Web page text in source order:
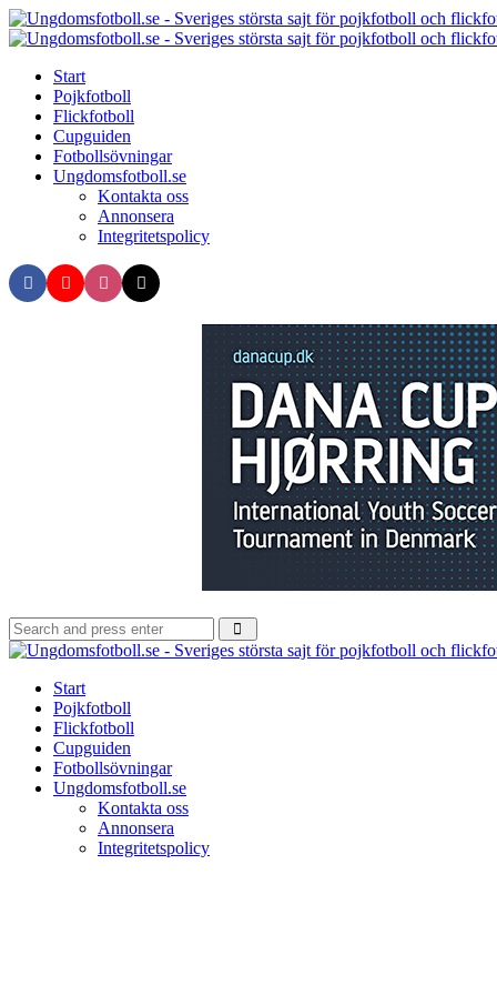
Menu
Search
Menu
Start
Pojkfotboll
Flickfotboll
Cupguiden
Fotbollsövningar
Ungdomsfotboll.se
Kontakta oss
Annonsera
Integritetspolicy
Search
for:
Start
Pojkfotboll
Flickfotboll
Cupguiden
Fotbollsövningar
Ungdomsfotboll.se
Kontakta oss
Annonsera
Integritetspolicy